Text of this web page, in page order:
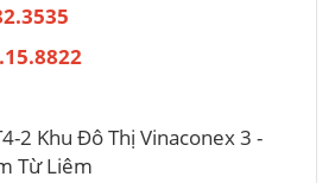
2 Khu Đô Thị Vinaconex 3 -
Từ Liêm